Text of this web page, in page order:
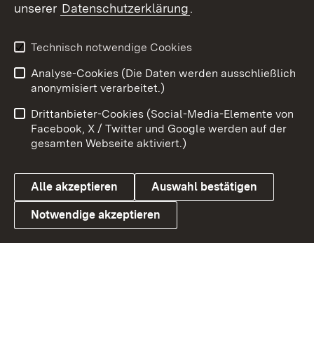
X / Twitter
Youtube
Link zum Landesportal
Benutzungshinweise
Barrierefreiheit
Datenschutz
Cookies
unserer Datenschutzerklärung.
Technisch notwendige Cookies
Analyse-Cookies (Die Daten werden ausschließlich
anonymisiert verarbeitet.)
Drittanbieter-Cookies (Social-Media-Elemente von
Facebook, X / Twitter und Google werden auf der
gesamten Webseite aktiviert.)
Alle akzeptieren Auswahl bestätigen
Notwendige akzeptieren